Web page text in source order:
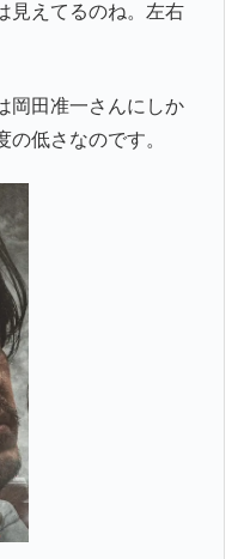
見えてるのね。左右
岡田准一さんにしか
の低さなのです。